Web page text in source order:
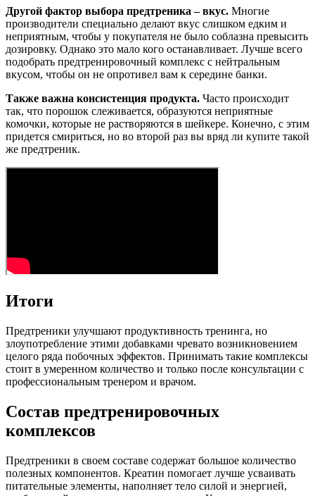
Другой фактор выбора предтреника – вкус. Многие
производители специально делают вкус слишком едким и
неприятным, чтобы у покупателя не было соблазна превысить
дозировку. Однако это мало кого останавливает. Лучше всего
подобрать предтренировочный комплекс с нейтральным
вкусом, чтобы он не опротивел вам к середине банки.
Также важна консистенция продукта. Часто происходит
так, что порошок слеживается, образуются неприятные
комочки, которые не растворяются в шейкере. Конечно, с этим
придется смириться, но во второй раз вы вряд ли купите такой
же предтреник.
Итоги
Предтреники улучшают продуктивность тренинга, но
злоупотребление этими добавками чревато возникновением
целого ряда побочных эффектов. Принимать такие комплексы
стоит в умеренном количество и только после консультации с
профессиональным тренером и врачом.
Состав предтренировочных
комплексов
Предтреники в своем составе содержат большое количество
полезных компонентов. Креатин помогает лучше усваивать
питательные элементы, наполняет тело силой и энергией,